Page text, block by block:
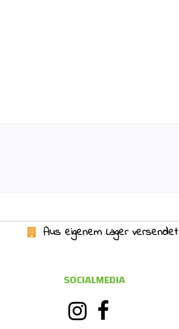
Aus eigenem Lager versendet
SOCIALMEDIA